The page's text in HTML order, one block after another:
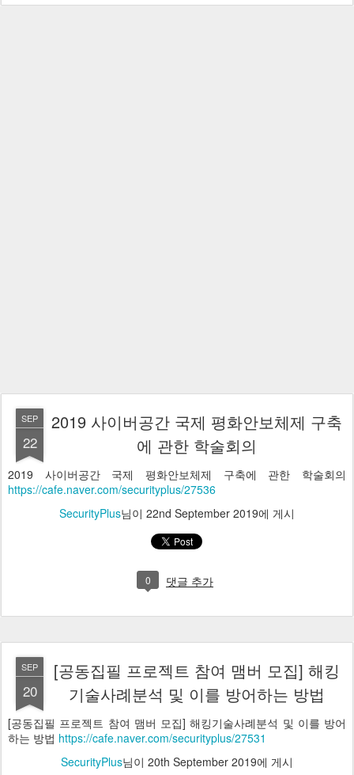
SEP
22
2019 사이버공간 국제 평화안보체제 구축
에 관한 학술회의
2019 사이버공간 국제 평화안보체제 구축에 관한 학술회의
https://cafe.naver.com/securityplus/27536
SecurityPlus님이 22nd September 2019에 게시
0 댓글 추가
SEP
20
[공동집필 프로젝트 참여 맴버 모집] 해킹
기술사례분석 및 이를 방어하는 방법
[공동집필 프로젝트 참여 맴버 모집] 해킹기술사례분석 및 이를 방어
하는 방법 https://cafe.naver.com/securityplus/27531
SecurityPlus님이 20th September 2019에 게시